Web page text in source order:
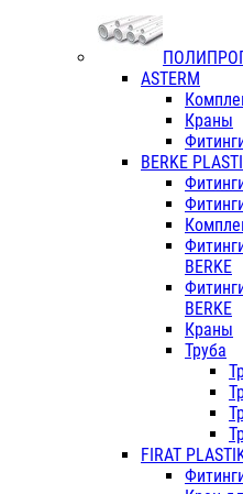
ASTERM
Краны
BERKE
BERKE
BERKE
Краны
Труба
FIRAT